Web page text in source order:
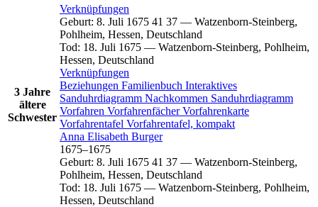
3 Jahre
ältere
Schwester
Verknüpfungen
Geburt: 8. Juli 1675 41 37 — Watzenborn-Steinberg,
Pohlheim, Hessen, Deutschland
Tod: 18. Juli 1675 — Watzenborn-Steinberg, Pohlheim,
Hessen, Deutschland
Verknüpfungen
Beziehungen Familienbuch Interaktives
Sanduhrdiagramm Nachkommen Sanduhrdiagramm
Vorfahren VorfahrenfächerVorfahrenkarte
Vorfahrentafel Vorfahrentafel, kompakt
Anna Elisabeth Burger
1675–1675
Geburt: 8. Juli 1675 41 37 — Watzenborn-Steinberg,
Pohlheim, Hessen, Deutschland
Tod: 18. Juli 1675 — Watzenborn-Steinberg, Pohlheim,
Hessen, Deutschland